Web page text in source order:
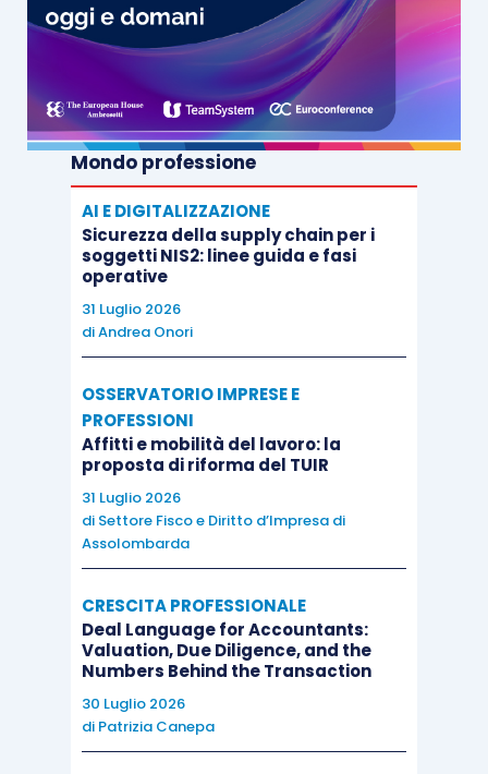
Mondo professione
AI E DIGITALIZZAZIONE
Sicurezza della supply chain per i
soggetti NIS2: linee guida e fasi
operative
31 Luglio 2026
diAndrea Onori
OSSERVATORIO IMPRESE E
PROFESSIONI
Affitti e mobilità del lavoro: la
proposta di riforma del TUIR
31 Luglio 2026
di Settore Fisco e Diritto d’Impresa di
Assolombarda
CRESCITA PROFESSIONALE
Deal Language for Accountants:
Valuation, Due Diligence, and the
Numbers Behind the Transaction
30 Luglio 2026
di Patrizia Canepa